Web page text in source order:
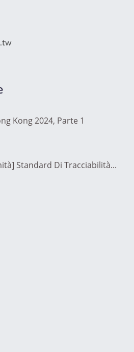
Kong 2024, Parte 1
Standard Di Tracciabilità...